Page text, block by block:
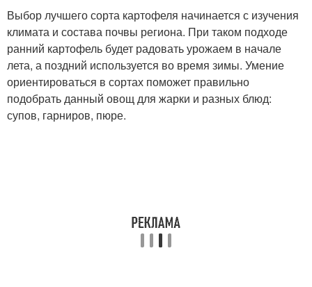
Выбор лучшего сорта картофеля начинается с изучения
климата и состава почвы региона. При таком подходе
ранний картофель будет радовать урожаем в начале
лета, а поздний используется во время зимы. Умение
ориентироваться в сортах поможет правильно
подобрать данный овощ для жарки и разных блюд:
супов, гарниров, пюре.